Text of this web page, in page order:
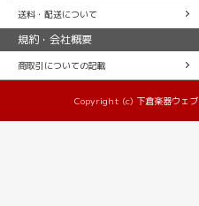
送料・配送について
規約・会社概要
商取引についての記載
Copyright (c) 下倉楽器ウェ